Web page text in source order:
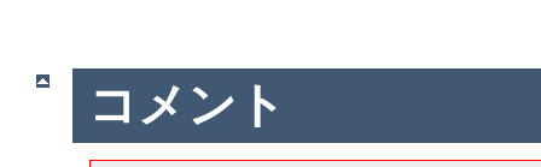
コメント